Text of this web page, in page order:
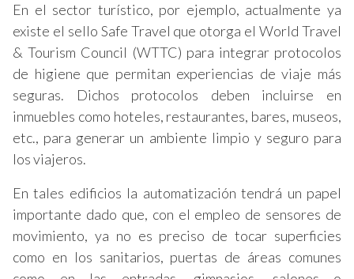
En el sector turístico, por ejemplo, actualmente ya
existe el sello Safe Travel que otorga el World Travel
& Tourism Council (WTTC) para integrar protocolos
de higiene que permitan experiencias de viaje más
seguras. Dichos protocolos deben incluirse en
inmuebles como hoteles, restaurantes, bares, museos,
etc., para generar un ambiente limpio y seguro para
los viajeros.
En tales edificios la automatización tendrá un papel
importante dado que, con el empleo de sensores de
movimiento, ya no es preciso de tocar superficies
como en los sanitarios, puertas de áreas comunes